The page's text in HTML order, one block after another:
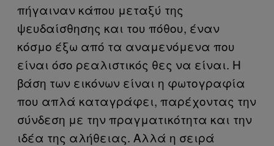
πήγαιναν κάπου μεταξύ της
ψευδαίσθησης και του πόθου, έναν
κόσμο έξω από τα αναμενόμενα που
είναι όσο ρεαλιστικός θες να είναι. Η
βάση των εικόνων είναι η φωτογραφία
που απλά καταγράφει, παρέχοντας την
σύνδεση με την πραγματικότητα και την
ιδέα της αλήθειας. Αλλά η σειρά